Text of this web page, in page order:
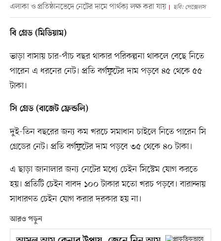
এলাকা ও প্রতিষ্ঠানভেদে নেটের দামে পার্থক্য লক্ষ করা যায় ছবি: পেক্সেলস
বি গ্রেড (মিডিয়াম)
ভাড়া বাসায় চার-পাঁচ বছর থাকার পরিকল্পনা থাকলে বেছে নিতে
পারেন এ ধরনের নেট। প্রতি বর্গফুটের দাম পড়বে ৪৫ থেকে ৫৫
টাকা।
সি গ্রেড (বাজেট ফ্রেন্ডলি)
দুই-তিন বছরের জন্য কম খরচে সমাধান চাইলে নিতে পারেন সি
গ্রেডের নেট। প্রতি বর্গফুটের দাম পড়বে ৩৫ থেকে ৪০ টাকা।
এ ছাড়া জানালার জন্য নেটের মধে৵ চেইন সিস্টেম যোগ করতে
হয়। প্রতিটি চেইন বাবদ ১০০ টাকার মতো খরচ পড়বে। বারান্দায়
সাধারণত চেইন যোগ করার দরকার হয় না।
আরও পড়ুন